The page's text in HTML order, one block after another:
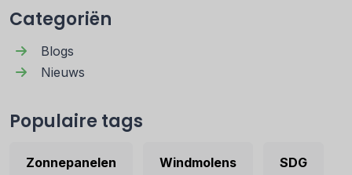
Categoriën
Blogs
Nieuws
Populaire tags
Zonnepanelen Windmolens SDG